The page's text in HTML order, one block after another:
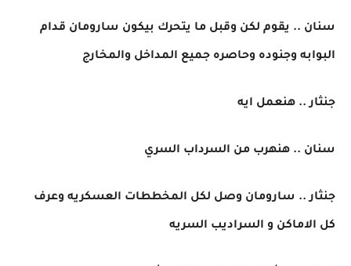
سنان .. يقوم لكن وقبل ما يتحرك بيكون سارومان قدام
البوابه وجنوده وحاصره جميع المداخل والمخارج
جنثار .. هنعمل ايه
سنان .. هنهرب من السرداب السري
جنثار .. سارومان وصل لكل المخططات العسكريه وعرف
كل الاماكن و السراديب السريه